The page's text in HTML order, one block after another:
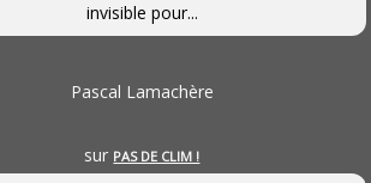
invisible pour...
Pascal Lamachère
sur PAS DE CLIM !